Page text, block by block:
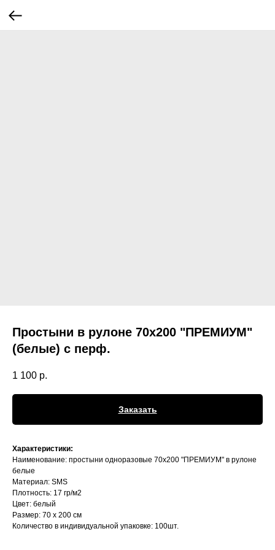
Простыни в рулоне 70х200 "ПРЕМИУМ"
(белые) с перф.
1 100 р.
Заказать
Характеристики:
Наименование: простыни одноразовые 70х200 "ПРЕМИУМ" в рулоне
белые
Материал: SMS
Плотность: 17 гр/м2
Цвет: белый
Размер: 70 х 200 см
Количество в индивидуальной упаковке: 100шт.